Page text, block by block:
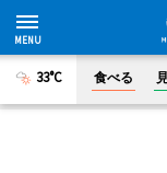
33°C 食べる